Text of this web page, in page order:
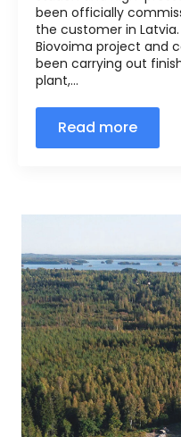
been officially
the customer in
Biovoima project and
been carrying out
plant,...
Read more